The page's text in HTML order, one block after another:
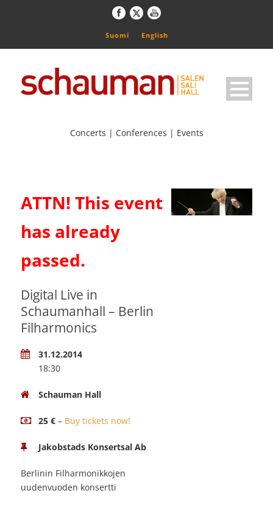
Suomi English
Concerts | Conferences | Events
ATTN! This event
has already
passed.
Digital Live in
Schaumanhall – Berlin
Filharmonics
31.12.2014
18:30
Schauman Hall
25 € – Buy tickets now!
Jakobstads Konsertsal Ab
Berlinin Filharmonikkojen
uudenvuoden konsertti